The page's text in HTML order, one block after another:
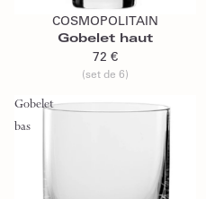
COSMOPOLITAIN
Gobelet haut
72 €
(set de 6)
Gobelet
bas